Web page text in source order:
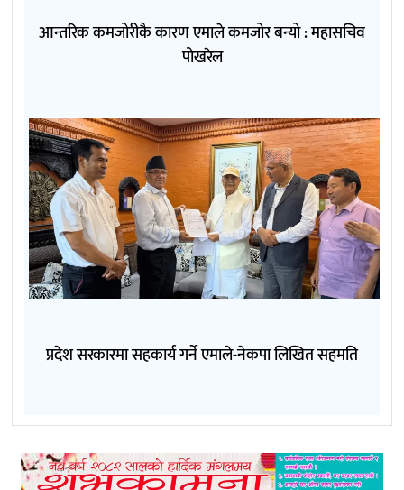
आन्तरिक कमजोरीकै कारण एमाले कमजोर बन्यो : महासचिव
पोखरेल
प्रदेश सरकारमा सहकार्य गर्ने एमाले-नेकपा लिखित सहमति